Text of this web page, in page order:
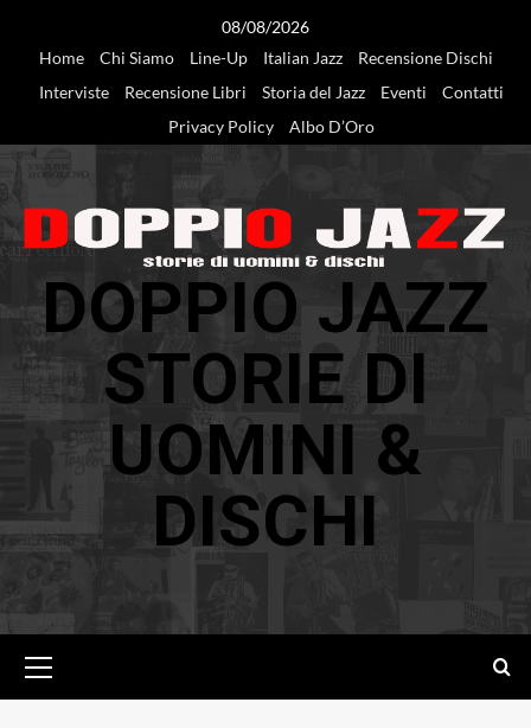
08/08/2026
Home
Chi Siamo Line-Up Italian Jazz
Recensione Dischi
Interviste
Recensione Libri Storia del Jazz Eventi
Contatti
Privacy Policy
Albo D’Oro
DOPPIO JAZZ
STORIE DI
UOMINI &
DISCHI
principale